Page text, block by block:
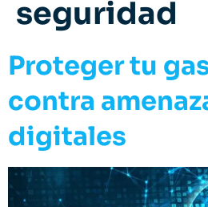
seguridad
Proteger tu
contra
digitales